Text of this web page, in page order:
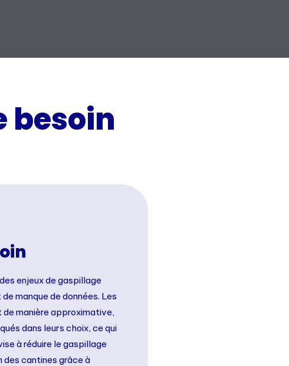
besoin
enjeux de gaspillage
manque de données. Les
manière approximative,
dans leurs choix, ce qui
à réduire le gaspillage
cantines grâce à